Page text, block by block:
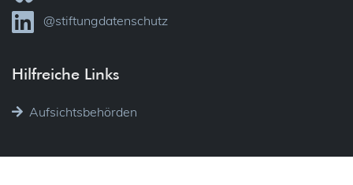
@stiftungdatenschutz
Hilfreiche Links
Aufsichtsbehörden